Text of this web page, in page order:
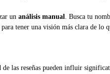
un análisis manual . Busca tu
tener una visión más clara de lo
las reseñas pueden influir